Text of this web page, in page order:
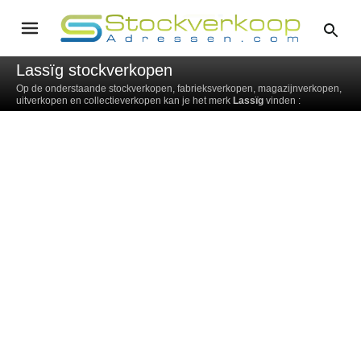
Lassïg stockverkopen
Op de onderstaande stockverkopen, fabrieksverkopen, magazijnverkopen,
uitverkopen en collectieverkopen kan je het merk Lassïg vinden :